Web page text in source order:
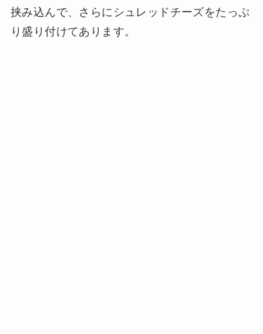
挟み込んで、さらにシュレッドチーズをたっぷ
り盛り付けてあります。